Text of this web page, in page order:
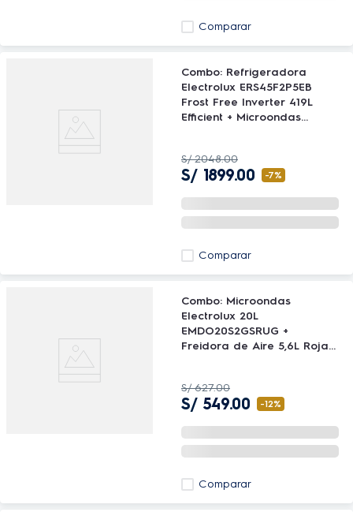
Comparar
Combo: Refrigeradora
Electrolux ERS45F2P5EB
Frost Free Inverter 419L
Efficient + Microondas
S/ 2048.00
S/ 1899.00 -7%
Comparar
Combo: Microondas
Electrolux 20L
EMDO20S2GSRUG +
Freidora de Aire 5,6L Roja
S/ 627.00
S/ 549.00 -12%
Comparar